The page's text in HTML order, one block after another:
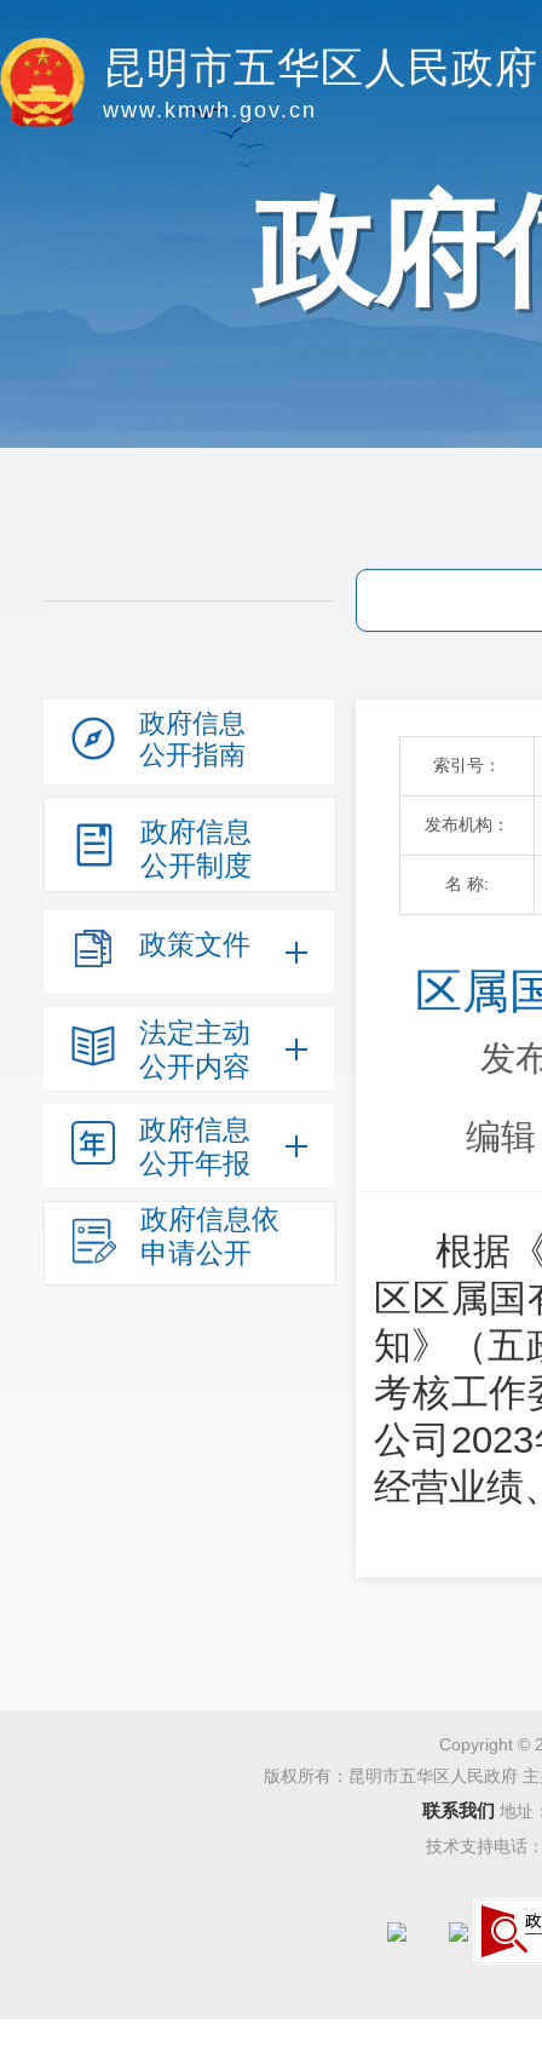
昆明市五华区人民政府
www.kmwh.gov.cn
政府
政府信息
公开指南
政府信息
公开制度
政策文件
法定主动
公开内容
政府信息
公开年报
政府信息依
申请公开
索引号：
发布机构：
名 称:
区属
发
编
根据
区区属
知》（五
考核工作
公司
经营业绩
Copyright ©
版权所有：昆明市五华区人民政府
联系我们 地址
技术支持电话